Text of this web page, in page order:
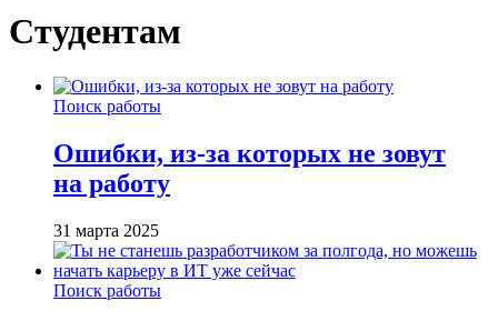
Студентам
Поиск работы
Ошибки, из-за которых не зовут
на работу
31 марта 2025
Поиск работы